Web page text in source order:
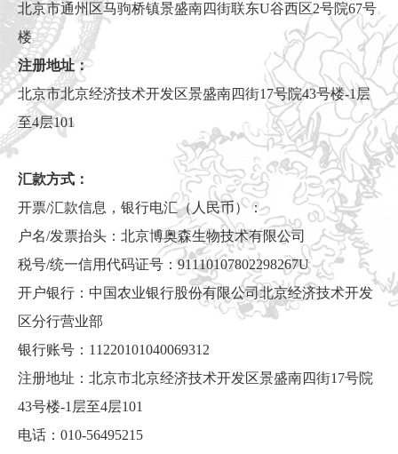
北京市通州区马驹桥镇景盛南四街联东U谷西区2号院67号
楼
注册地址：
北京市北京经济技术开发区景盛南四街17号院43号楼-1层
至4层101
汇款方式：
开票/汇款信息，银行电汇（人民币）：
户名/发票抬头：北京博奥森生物技术有限公司
税号/统一信用代码证号：91110107802298267U
开户银行：中国农业银行股份有限公司北京经济技术开发
区分行营业部
银行账号：11220101040069312
注册地址：北京市北京经济技术开发区景盛南四街17号院
43号楼-1层至4层101
电话：010-56495215